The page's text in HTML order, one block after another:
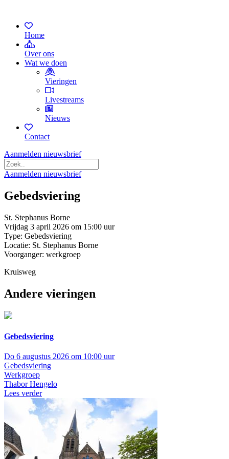
Home
Over ons
Wat we doen
Vieringen
Livestreams
Nieuws
Contact
Aanmelden nieuwsbrief
Aanmelden nieuwsbrief
Gebedsviering
St. Stephanus Borne
Vrijdag 3 april 2026 om 15:00 uur
Type: Gebedsviering
Locatie: St. Stephanus Borne
Voorganger: werkgroep
Kruisweg
Andere vieringen
Gebedsviering
Do 6 augustus 2026 om 10:00 uur
Gebedsviering
Werkgroep
Thabor Hengelo
Lees verder